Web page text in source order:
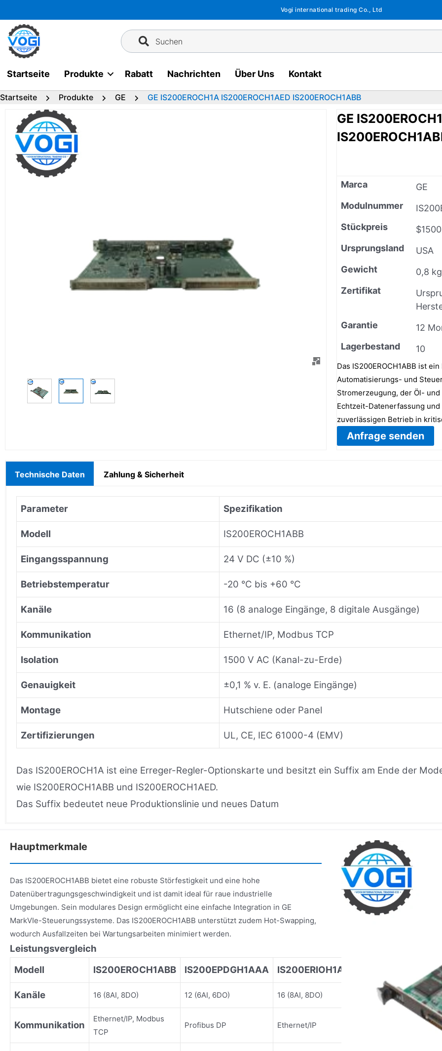
Inhalt
springen
Vogi international trading Co., Ltd
Suchen
Startseite Produkte Rabatt Nachrichten Über Uns Kontakt
Startseite Produkte GE GE IS200EROCH1A IS200EROCH1AED IS200EROCH1ABB
GE
Marca
GE
Modulnummer
Stückpreis
$1500
Ursprungsland
USA
Gewicht
0,8 kg
Zertifikat
Garantie
12
Lagerbestand
10
Das IS200EROCH1ABB ist
Automatisierungs- und
Stromerzeugung, der Öl-
Echtzeit-Datenerfassung
zuverlässigen Betrieb in
Anfrage senden
Technische Daten Zahlung & Sicherheit
Parameter Spezifikation
Modell IS200EROCH1ABB
Eingangsspannung 24 V DC (±10 %)
Betriebstemperatur -20 °C bis +60 °C
Kanäle 16 (8 analoge Eingänge, 8 digitale Ausgänge)
Kommunikation Ethernet/IP, Modbus TCP
Isolation 1500 V AC (Kanal-zu-Erde)
Genauigkeit ±0,1 % v. E. (analoge Eingänge)
Montage Hutschiene oder Panel
Zertifizierungen UL, CE, IEC 61000-4 (EMV)
Das IS200EROCH1A ist eine Erreger-Regler-Optionskarte und besitzt ein Suffix am Ende der
wie IS200EROCH1ABB und IS200EROCH1AED.
Das Suffix bedeutet neue Produktionslinie und neues Datum
Hauptmerkmale
Das IS200EROCH1ABB bietet eine robuste Störfestigkeit und eine hohe
Datenübertragungsgeschwindigkeit und ist damit ideal für raue industrielle
Umgebungen. Sein modulares Design ermöglicht eine einfache Integration in GE
MarkVIe-Steuerungssysteme. Das IS200EROCH1ABB unterstützt zudem Hot-Swapping,
wodurch Ausfallzeiten bei Wartungsarbeiten minimiert werden.
Leistungsvergleich
Modell
IS200EROCH1ABB IS200EPDGH1AAA IS200ERIOH1ABC
Kanäle 16 (8AI, 8DO) 12 (6AI, 6DO) 16 (8AI, 8DO)
Kommunikation
Ethernet/IP, Modbus
TCP
Profibus DP Ethernet/IP